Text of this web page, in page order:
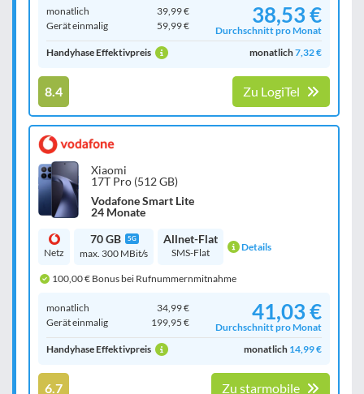
monatlich
39,99 €
Gerät einmalig
59,99 € 38,53 €
Durchschnitt pro Monat
Handyhase Effektivpreis
monatlich7,32 €
8.4 Zu LogiTel
Xiaomi
17T Pro (512 GB)
Vodafone Smart Lite
24 Monate
Netz
70 GB 5G
max. 300 MBit/s
Allnet-Flat
SMS-Flat Details
100,00 € Bonus bei Rufnummernmitnahme
monatlich
34,99 €
Gerät einmalig
199,95 € 41,03 €
Durchschnitt pro Monat
Handyhase Effektivpreis
monatlich 14,99 €
6.7 Zu starmobile